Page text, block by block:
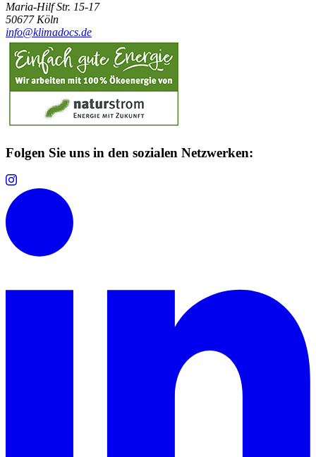
Maria-Hilf Str. 15-17
50677 Köln
info@klimadocs.de
Folgen Sie uns in den sozialen Netzwerken: